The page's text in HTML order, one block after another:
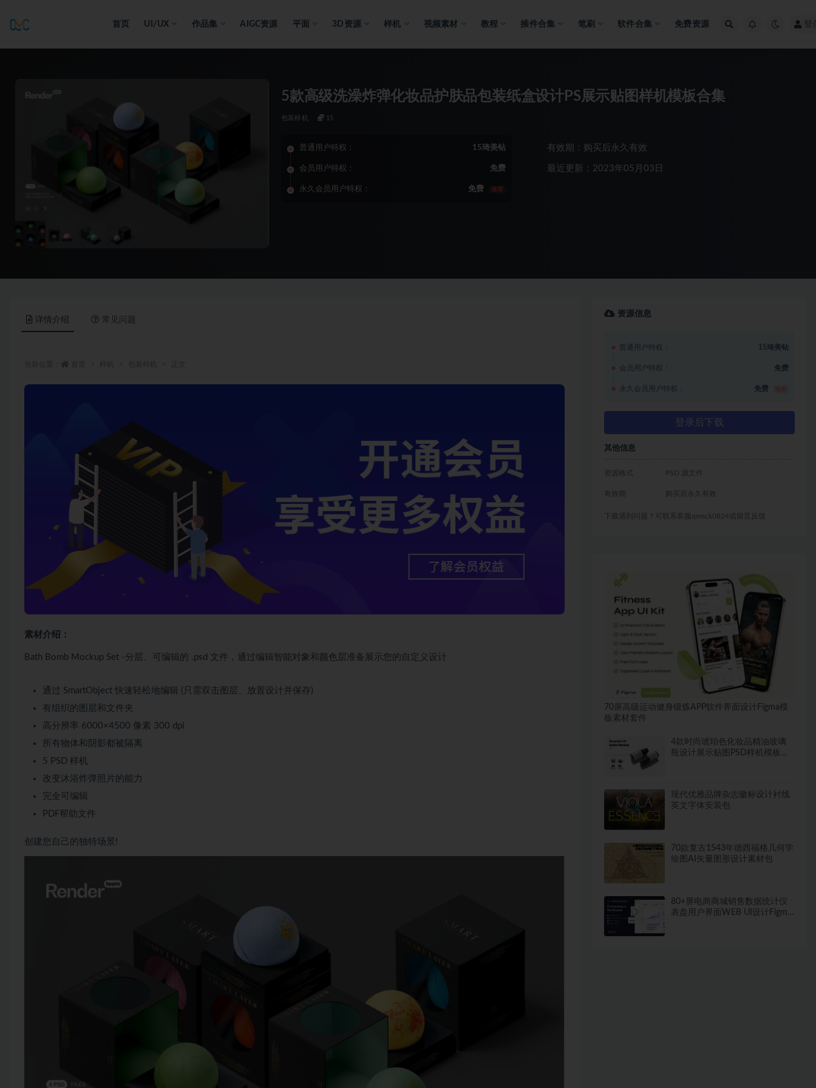
首页 UI/UX 作品集 AIGC资源 平面 3D资源 样机 视频素材 教程 插件合集 笔刷 软件合集 免费资源 登
5款高级洗澡炸弹化妆品护肤品包装纸盒设计PS展示贴图样机模板合集
包装样机 15
普通用户特权： 15琦美钻
会员用户特权： 免费
永久会员用户特权： 免费 推荐
有效期：购买后永久有效
最近更新：2023年05月03日
详情介绍 常见问题
素材介绍：
Bath Bomb Mockup Set -分层、可编辑的 .psd 文件，通过编辑智能对象和颜色层准备展示您的自定义设计
通过 SmartObject 快速轻松地编辑 (只需双击图层、放置设计并保存)
有组织的图层和文件夹
高分辨率 6000×4500 像素 300 dpi
所有物体和阴影都被隔离
5 PSD 样机
改变沐浴炸弹照片的能力
完全可编辑
PDF帮助文件
创建您自己的独特场景!
资源信息
普通用户特权： 15琦美钻
会员用户特权： 免费
永久会员用户特权： 免费
登录后下载
其他信息
资源格式 PSD 源文件
有效期 购买后永久有效
下载遇到问题？可联系客服qmsck0824或留言反馈
70屏高级运动健身锻炼APP软件界面设计Figma模
板素材套件
4款时尚琥珀色化妆品精油玻璃
瓶设计展示贴图PSD样机模板素
现代优雅品牌杂志徽标设计衬线
英文字体安装包
70款复古1543年德西福格几何学
绘图AI矢量图形设计素材包
80+屏电商商城销售数据统计仪
表盘用户界面WEB UI设计Figma